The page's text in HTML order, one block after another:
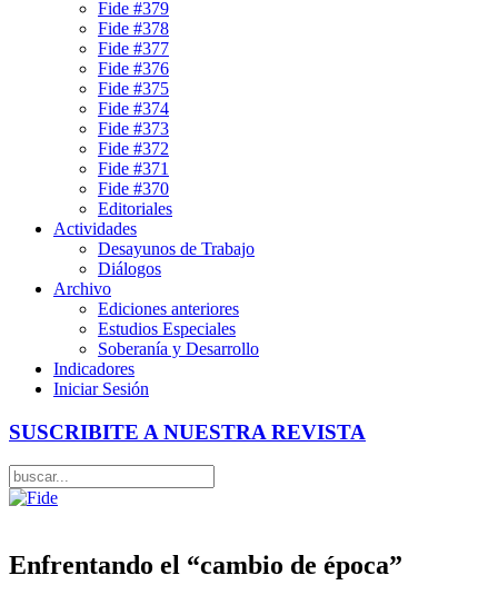
Fide #379
Fide #378
Fide #377
Fide #376
Fide #375
Fide #374
Fide #373
Fide #372
Fide #371
Fide #370
Editoriales
Actividades
Desayunos de Trabajo
Diálogos
Archivo
Ediciones anteriores
Estudios Especiales
Soberanía y Desarrollo
Indicadores
Iniciar Sesión
SUSCRIBITE A NUESTRA REVISTA
Enfrentando el “cambio de época”